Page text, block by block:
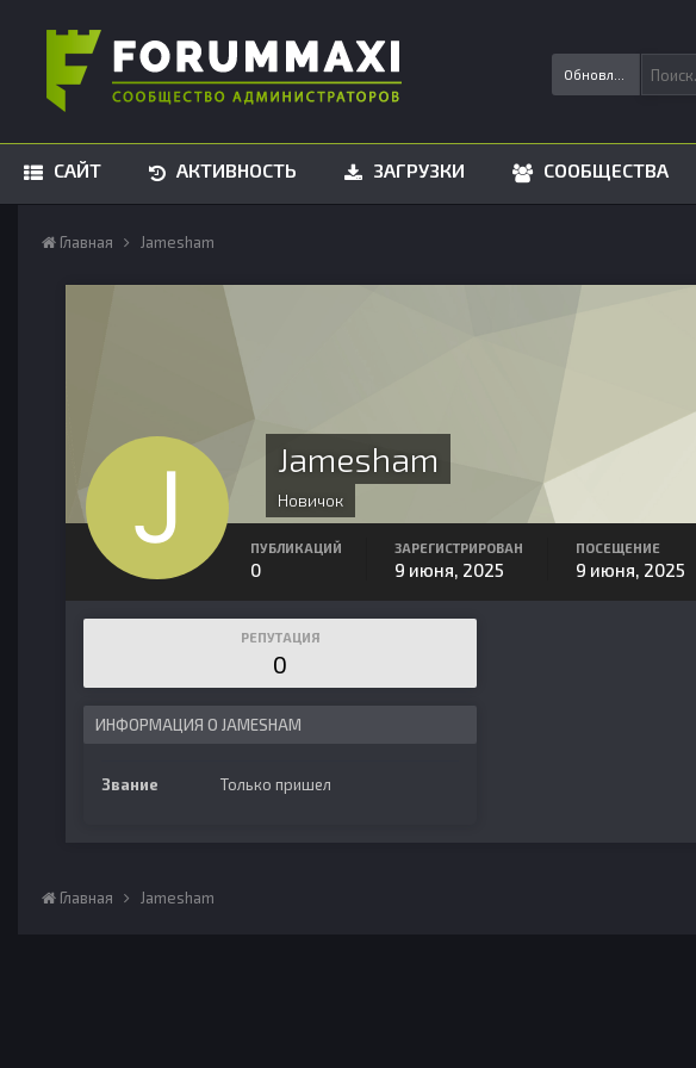
САЙТ АКТИВНОСТЬ ЗАГРУЗКИ СООБЩЕСТВА
Главная Jamesham
Jamesham
Новичок
ПУБЛИКАЦИЙ
0
ЗАРЕГИСТРИРОВАН
9 июня, 2025
ПОСЕЩЕНИЕ
9 июня, 2025
РЕПУТАЦИЯ
0
ИНФОРМАЦИЯ О JAMESHAM
Звание Только пришел
Главная Jamesham